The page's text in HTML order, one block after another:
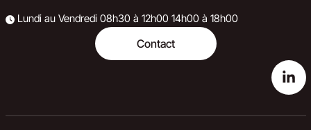
Lundi au Vendredi 08h30 à 12h00 14h00 à 18h00
Contact